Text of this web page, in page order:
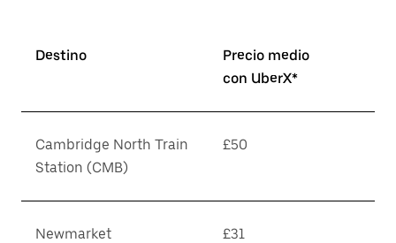
Destino
Precio medio
con UberX*
Cambridge North Train
Station (CMB)
£50
Newmarket
£31